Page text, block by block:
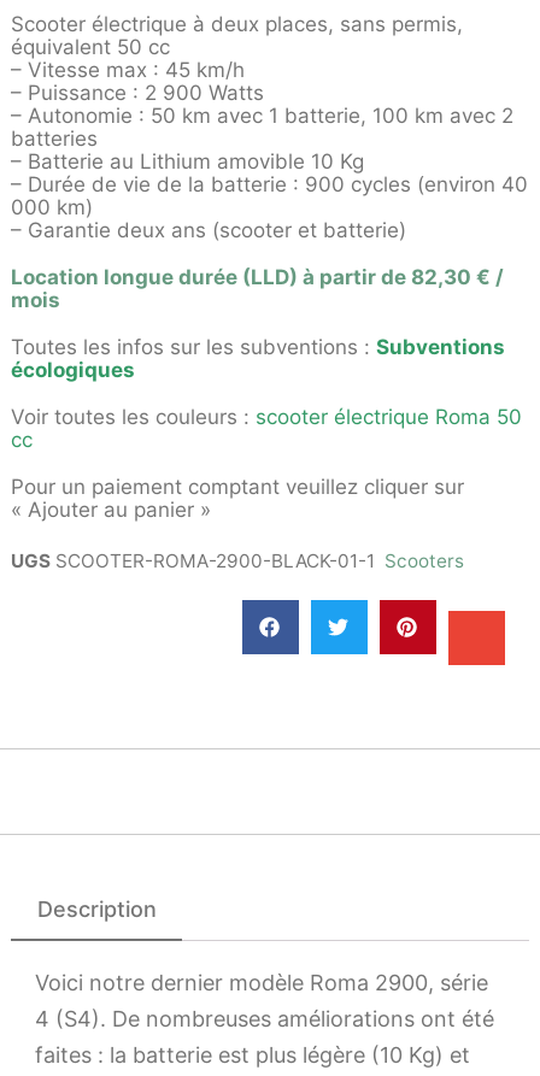
Scooter électrique à deux places, sans permis,
équivalent 50 cc
– Vitesse max : 45 km/h
– Puissance : 2 900 Watts
– Autonomie : 50 km avec 1 batterie, 100 km avec 2
batteries
– Batterie au Lithium amovible 10 Kg
– Durée de vie de la batterie : 900 cycles (environ 40
000 km)
– Garantie deux ans (scooter et batterie)
Location longue durée (LLD) à partir de 82,30 € /
mois
Toutes les infos sur les subventions : Subventions
écologiques
Voir toutes les couleurs : scooter électrique Roma 50
cc
Pour un paiement comptant veuillez cliquer sur
« Ajouter au panier »
UGS SCOOTER-ROMA-2900-BLACK-01-1 Scooters
Description
Voici notre dernier modèle Roma 2900, série
4 (S4). De nombreuses améliorations ont été
faites : la batterie est plus légère (10 Kg) et